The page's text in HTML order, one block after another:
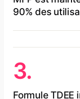
90% des
3.
Formule